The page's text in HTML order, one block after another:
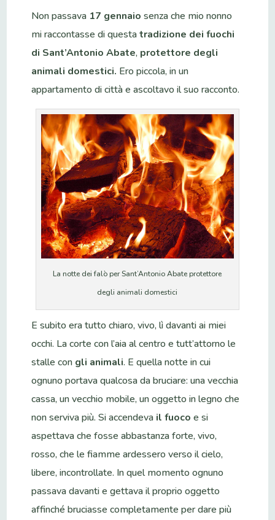
Non passava 17 gennaio senza che mio nonno
mi raccontasse di questatradizione dei fuochi
di Sant’Antonio Abate, protettore degli
animali domestici. Ero piccola, in un
appartamento di città e ascoltavo il suo racconto.
La notte dei falò per Sant’Antonio Abate protettore
degli animali domestici
E subito era tutto chiaro, vivo, lì davanti ai miei
occhi. La corte con l’aia al centro e tutt’attorno le
stalle con gli animali. E quella notte in cui
ognuno portava qualcosa da bruciare: una vecchia
cassa, un vecchio mobile, un oggetto in legno che
non serviva più. Si accendeva il fuoco e si
aspettava che fosse abbastanza forte, vivo,
rosso, che le fiamme ardessero verso il cielo,
libere, incontrollate. In quel momento ognuno
passava davanti e gettava il proprio oggetto
affinché bruciasse completamente per dare più